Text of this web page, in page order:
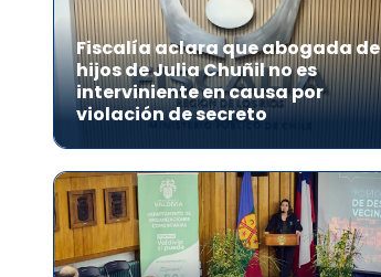
Fiscalía aclara que abogada de
hijos de Julia Chuñil no es
interviniente en causa por
violación de secreto